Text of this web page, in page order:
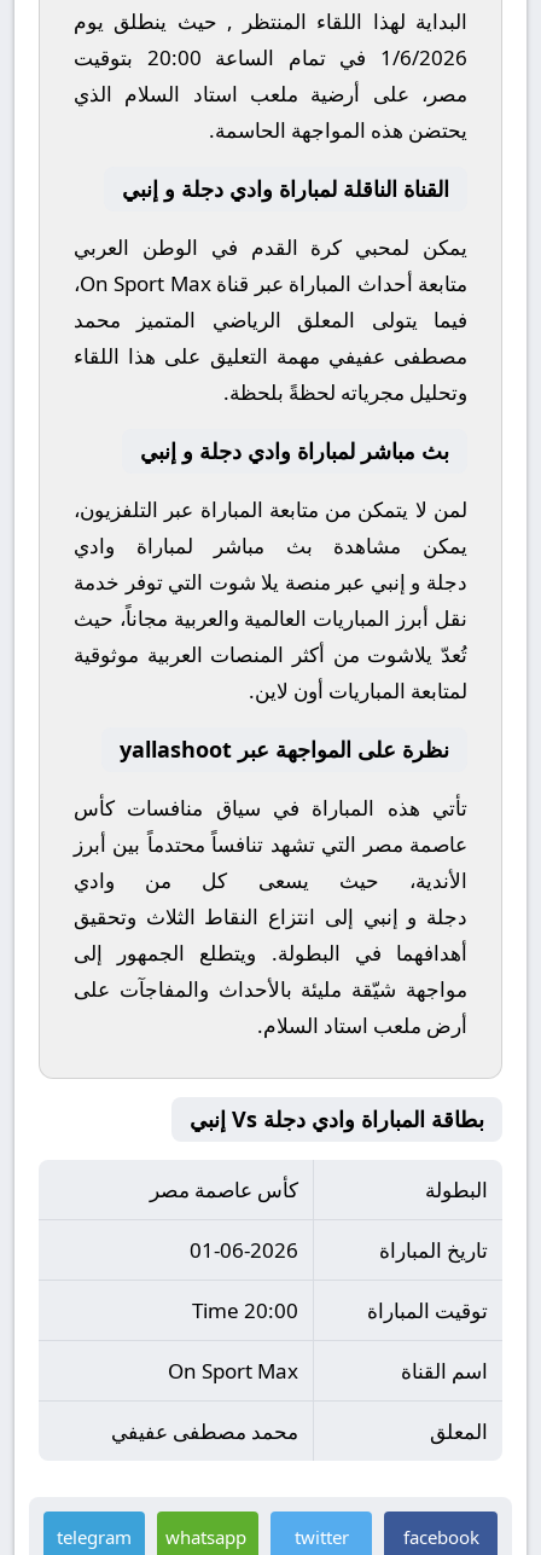
البداية لهذا اللقاء المنتظر , حيث ينطلق يوم
1/6/2026 في تمام الساعة 20:00 بتوقيت
مصر، على أرضية ملعب استاد السلام الذي
يحتضن هذه المواجهة الحاسمة.
القناة الناقلة لمباراة وادي دجلة و إنبي
يمكن لمحبي كرة القدم في الوطن العربي
متابعة أحداث المباراة عبر قناةOn Sport Max،
فيما يتولى المعلق الرياضي المتميز محمد
مصطفى عفيفي مهمة التعليق على هذا اللقاء
وتحليل مجرياته لحظةً بلحظة.
بث مباشر لمباراة وادي دجلة و إنبي
لمن لا يتمكن من متابعة المباراة عبر التلفزيون،
يمكن مشاهدة بث مباشر لمباراة وادي
دجلة و إنبي عبر منصة يلا شوت التي توفر خدمة
نقل أبرز المباريات العالمية والعربية مجاناً، حيث
تُعدّ يلاشوت من أكثر المنصات العربية موثوقية
لمتابعة المباريات أون لاين.
نظرة على المواجهة عبر yallashoot
تأتي هذه المباراة في سياق منافسات كأس
عاصمة مصر التي تشهد تنافساً محتدماً بين أبرز
الأندية، حيث يسعى كل من وادي
دجلة و إنبي إلى انتزاع النقاط الثلاث وتحقيق
أهدافهما في البطولة. ويتطلع الجمهور إلى
مواجهة شيّقة مليئة بالأحداث والمفاجآت على
أرض ملعب استاد السلام.
بطاقة المباراة وادي دجلة Vs إنبي
البطولة كأس عاصمة مصر
تاريخ المباراة 01-06-2026
توقيت المباراة 20:00 Time
اسم القناة On Sport Max
المعلق محمد مصطفى عفيفي
facebook
twitter
whatsapp
telegram